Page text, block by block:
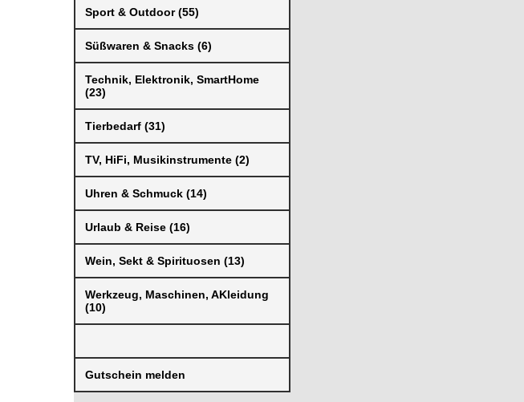
Sport & Outdoor (55)
Süßwaren & Snacks (6)
Technik, Elektronik, SmartHome
(23)
Tierbedarf (31)
TV, HiFi, Musikinstrumente (2)
Uhren & Schmuck (14)
Urlaub & Reise (16)
Wein, Sekt & Spirituosen (13)
Werkzeug, Maschinen, AKleidung
(10)
Gutschein melden